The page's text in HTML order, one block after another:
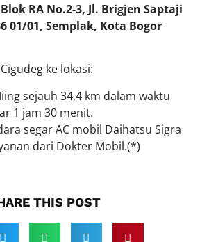
RA No.2-3, Jl. Brigjen Saptaji
01/01, Semplak, Kota Bogor
ke lokasi:
sejauh 34,4 km dalam waktu
1 jam 30 menit.
segar AC mobil Daihatsu Sigra
dari Dokter Mobil.(*)
THIS POST​